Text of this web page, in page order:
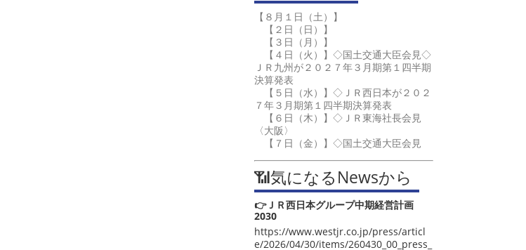
【８月１日（土）】
【２日（日）】
【３日（月）】
【４日（火）】◇国土交通大臣会見◇
ＪＲ九州が２０２７年３月期第１四半期
決算発表
【５日（水）】◇ＪＲ西日本が２０２
７年３月期第１四半期決算発表
【６日（木）】◇ＪＲ東海社長会見
〈大阪〉
【７日（金）】◇国土交通大臣会見
📶気になるNewsから
👉ＪＲ西日本グループ中期経営計画
2030
https://www.westjr.co.jp/press/articl
e/2026/04/30/items/260430_00_press_